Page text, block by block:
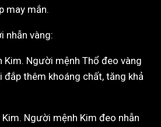
may mắn.
nhẫn vàng:
Kim. Người mệnh Thổ đeo vàng
thêm khoáng chất, tăng khả
Kim. Người mệnh Kim đeo nhẫn